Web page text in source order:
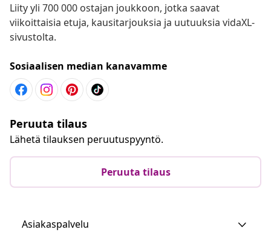
Liity yli 700 000 ostajan joukkoon, jotka saavat
viikoittaisia etuja, kausitarjouksia ja uutuuksia vidaXL-
sivustolta.
Sosiaalisen median kanavamme
Peruuta tilaus
Lähetä tilauksen peruutuspyyntö.
Peruuta tilaus
Asiakaspalvelu